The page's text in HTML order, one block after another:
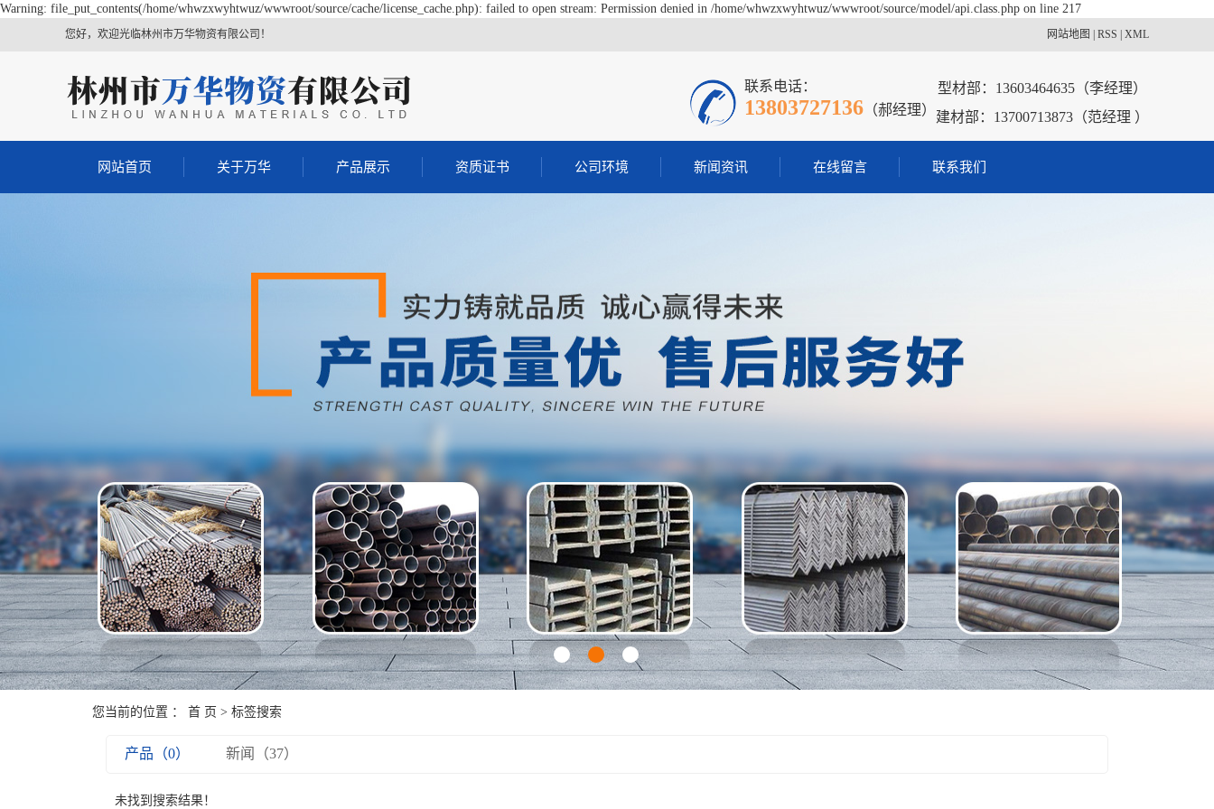
Warning: file_put_contents(/home/whwzxwyhtwuz/wwwroot/source/cache/license_cache.php): failed to open stream: Permission denied in /home/whwzxwyhtwuz/wwwroot/source/model/api.class.php on line 217
您好，欢迎光临林州市万华物资有限公司！ 网站地图 RSS XML
联系电话：
13803727136 （郝经理）
型材部：13603464635（李经理）
建材部：13700713873（范经理 ）
网站首页 关于万华 产品展示
螺旋管
槽钢
元钢
中厚板
盘螺
盘条
盘圆
薄板
焊管
角钢
碳结钢
资质证书 公司环境 新闻资讯 在线留言 联系我们
1 2 3
您当前的位置 ： 首 页 > 标签搜索
产品（0） 新闻（37）
未找到搜索结果！